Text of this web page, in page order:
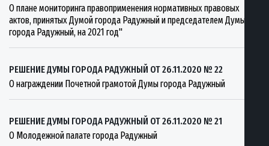
О плане мониторинга правоприменения нормативных правовых
актов, принятых Думой города Радужный и председателем Думы
города Радужный, на 2021 год"
РЕШЕНИЕ ДУМЫ ГОРОДА РАДУЖНЫЙ ОТ 26.11.2020 № 22
О награждении Почетной грамотой Думы города Радужный
РЕШЕНИЕ ДУМЫ ГОРОДА РАДУЖНЫЙ ОТ 26.11.2020 № 21
О Молодежной палате города Радужный